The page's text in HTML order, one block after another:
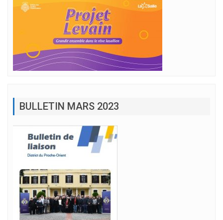
BULLETIN MARS 2023